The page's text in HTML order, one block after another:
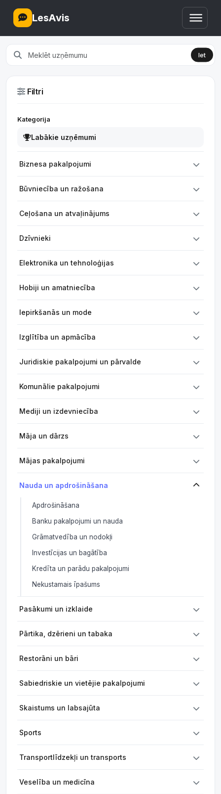
LesAvis
Iet
Filtri
Kategorija
Labākie uzņēmumi
Biznesa pakalpojumi
Būvniecība un ražošana
Ceļošana un atvaļinājums
Dzīvnieki
Elektronika un tehnoloģijas
Hobiji un amatniecība
Iepirkšanās un mode
Izglītība un apmācība
Juridiskie pakalpojumi un pārvalde
Komunālie pakalpojumi
Mediji un izdevniecība
Māja un dārzs
Mājas pakalpojumi
Nauda un apdrošināšana
Apdrošināšana
Banku pakalpojumi un nauda
Grāmatvedība un nodokļi
Investīcijas un bagātība
Kredīta un parādu pakalpojumi
Nekustamais īpašums
Pasākumi un izklaide
Pārtika, dzērieni un tabaka
Restorāni un bāri
Sabiedriskie un vietējie pakalpojumi
Skaistums un labsajūta
Sports
Transportlīdzekļi un transports
Veselība un medicīna